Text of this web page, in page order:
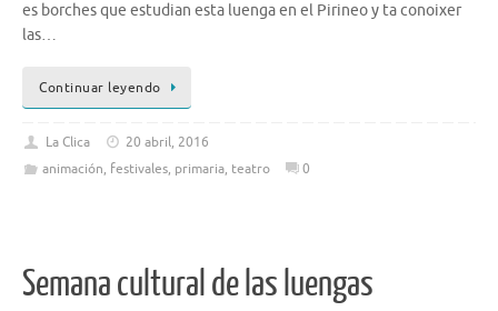
es borches que estudian esta luenga en el Pirineo y ta conoixer
las…
Continuar leyendo
La Clica
20 abril, 2016
animación, festivales, primaria, teatro 0
Semana cultural de las luengas